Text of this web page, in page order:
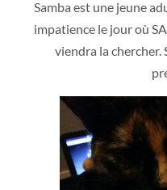
Samba est une jeune
impatience le jour où
viendra la chercher.